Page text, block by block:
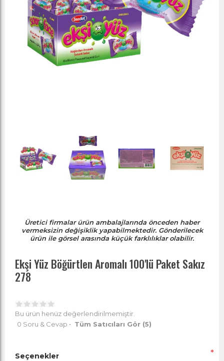
Üretici firmalar ürün ambalajlarında önceden haber
vermeksizin değişiklik yapabilmektedir. Gönderilecek
ürün ile görsel arasında küçük farklılıklar olabilir.
Ekşi Yüz Böğürtlen Aromalı 100'lü Paket Sakız
278
Bu ürün henüz değerlendirilmemiştir.
0 Soru & Cevap • Tüm Satıcıları Gör (5)
Seçenekler *